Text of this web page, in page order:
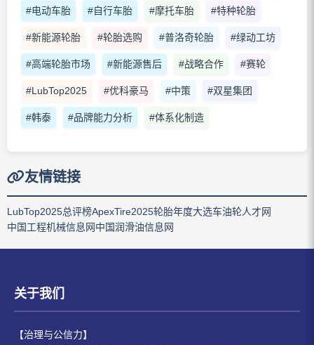
#电动车胎 #自行车胎 #摩托车胎 #特种轮胎
#新能源轮胎 #轮胎选购 #普洛奇轮胎 #绿动工坊
#高端轮胎市场 #新能源售后 #战略合作 #赛轮
#LubTop2025 #优科豪马 #中策 #双星集团
#韩泰 #品牌能力分析 #体系化制造
友情链接
LubTop2025总评榜ApexTire2025轮胎年度大选车油轮人才网
中国工程机械信息网中国润滑油信息网
关于我们
【治理与公信力】